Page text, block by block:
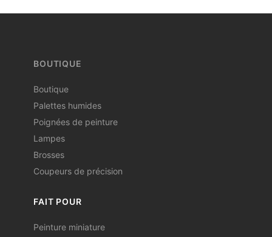
BOUTIQUE
Boutique
Palettes humides
Poignées de peinture
Lampes
Brosses
Coupeurs de précision
FAIT POUR
Peinture miniature